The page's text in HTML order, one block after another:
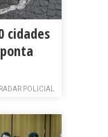
cidades
RADAR POLICIAL